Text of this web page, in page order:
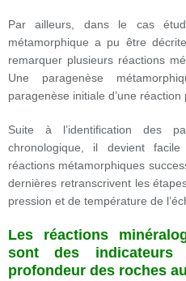
Par ailleurs, dans le cas
métamorphique a pu être
remarquer plusieurs réactions
Une paragenèse
paragenèse initiale d’une réaction
Suite à l’identification des
chronologique, il devient
réactions métamorphiques
dernières retranscrivent les
pression et de température de
Les réactions
sont des
profondeur des roches